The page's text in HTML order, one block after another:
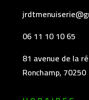
06 11 10 10 65
81 avenue de la
Ronchamp, 70250